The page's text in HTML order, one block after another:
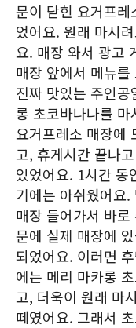
문이 닫힌 요거프
었어요. 원래 마시
요. 매장 와서 광고
매장 앞에서 메뉴
진짜 맛있는 주인
롱 초코바나나를
요거프레소 매장에
고, 휴게시간 끝나
있었어요. 1시간 동
기에는 아쉬웠어요
매장 들어가서 바
문에 실제 매장에
되었어요. 이러면
에는 메리 마카롱
고, 더욱이 원래 마
떼였어요. 그래서